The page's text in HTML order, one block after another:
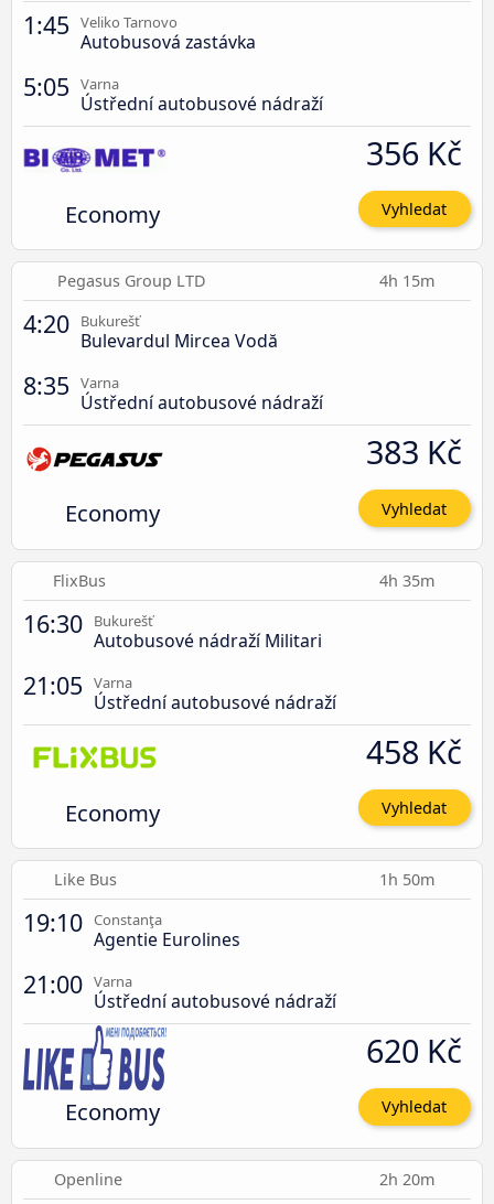
1:45 Veliko Tarnovo
Autobusová zastávka
5:05 Varna
Ústřední autobusové nádraží
Economy
356 Kč
Vyhledat
Pegasus Group LTD 4h 15m
4:20 Bukurešť
Bulevardul Mircea Vodă
8:35 Varna
Ústřední autobusové nádraží
Economy
383 Kč
Vyhledat
FlixBus 4h 35m
16:30 Bukurešť
Autobusové nádraží Militari
21:05 Varna
Ústřední autobusové nádraží
Economy
458 Kč
Vyhledat
Like Bus 1h 50m
19:10 Constanţa
Agentie Eurolines
21:00 Varna
Ústřední autobusové nádraží
Economy
620 Kč
Vyhledat
Openline 2h 20m